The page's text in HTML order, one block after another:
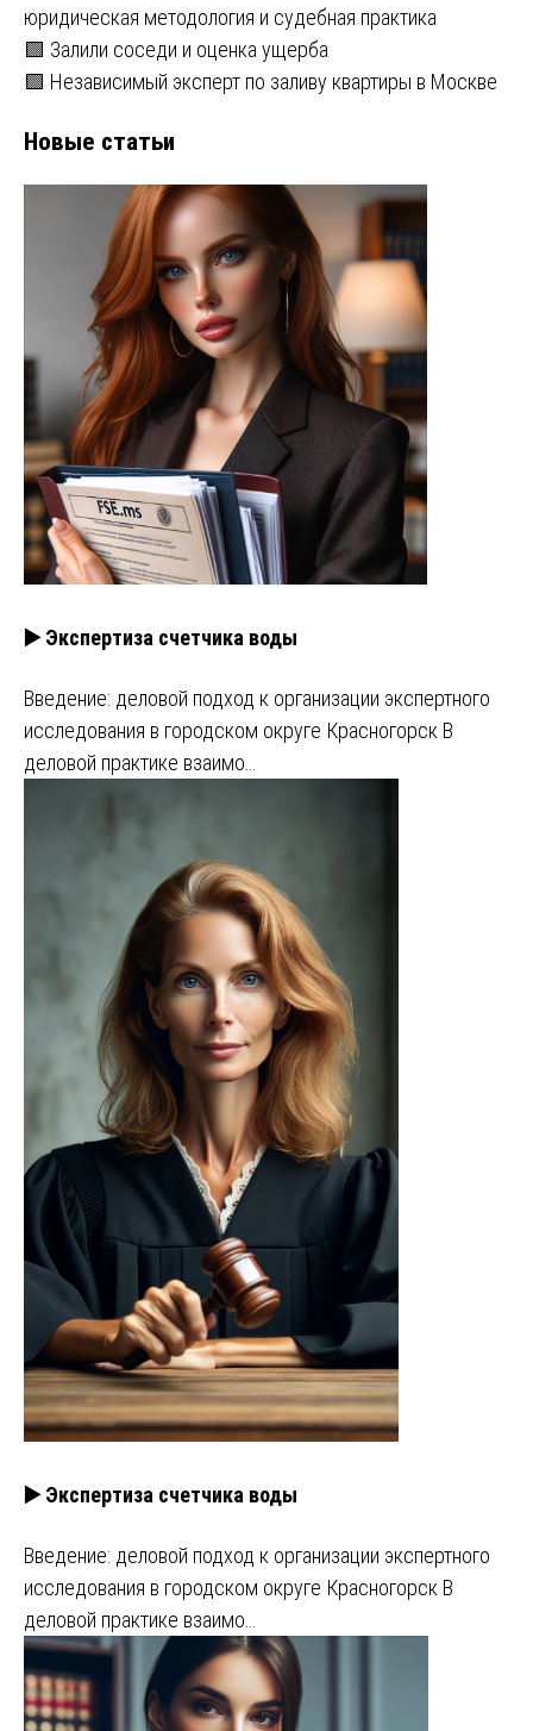
юридическая методология и судебная практика
🟩 Залили соседи и оценка ущерба
🟩 Независимый эксперт по заливу квартиры в Москве
Новые статьи
▶️ Экспертиза счетчика воды
Введение: деловой подход к организации экспертного
исследования в городском округе Красногорск В
деловой практике взаимо…
▶️ Экспертиза счетчика воды
Введение: деловой подход к организации экспертного
исследования в городском округе Красногорск В
деловой практике взаимо…